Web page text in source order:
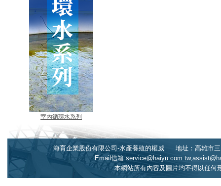
室內循環水系列
海育企業股份有限公司-水產養殖的權威
地址：高雄市
Email信箱:
本網站所有內容及圖片均不得以任何